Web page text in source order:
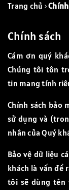
Trang chủ
Chính sách
Cám ơn quý
Chúng tôi tôn
tin mang tính
Chính sách bảo
sử dụng và
nhân của Quý
Bảo vệ dữ liệu
khách là vấn đề
tôi sẽ dùng tên